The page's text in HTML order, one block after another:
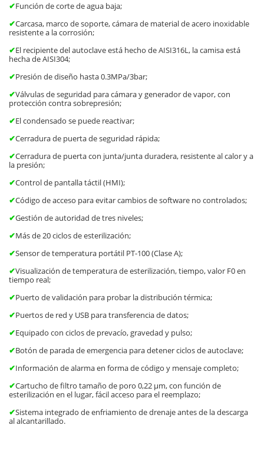
✔Función de corte de agua baja;
✔Carcasa, marco de soporte, cámara de material de acero inoxidable
resistente a la corrosión;
✔El recipiente del autoclave está hecho de AISI316L, la camisa está
hecha de AISI304;
✔Presión de diseño hasta 0.3MPa/3bar;
✔Válvulas de seguridad para cámara y generador de vapor, con
protección contra sobrepresión;
✔El condensado se puede reactivar;
✔Cerradura de puerta de seguridad rápida;
✔Cerradura de puerta con junta/junta duradera, resistente al calor y a
la presión;
✔Control de pantalla táctil (HMI);
✔Código de acceso para evitar cambios de software no controlados;
✔Gestión de autoridad de tres niveles;
✔Más de 20 ciclos de esterilización;
✔Sensor de temperatura portátil PT-100 (Clase A);
✔Visualización de temperatura de esterilización, tiempo, valor F0 en
tiempo real;
✔Puerto de validación para probar la distribución térmica;
✔Puertos de red y USB para transferencia de datos;
✔Equipado con ciclos de prevacío, gravedad y pulso;
✔Botón de parada de emergencia para detener ciclos de autoclave;
✔Información de alarma en forma de código y mensaje completo;
✔Cartucho de filtro tamaño de poro 0,22 µm, con función de
esterilización en el lugar, fácil acceso para el reemplazo;
✔Sistema integrado de enfriamiento de drenaje antes de la descarga
al alcantarillado.